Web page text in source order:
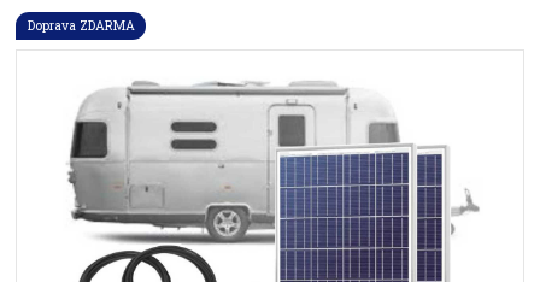
Doprava ZDARMA